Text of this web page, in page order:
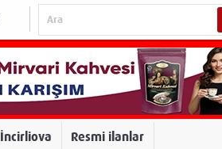
İncirliova Resmi ilanlar